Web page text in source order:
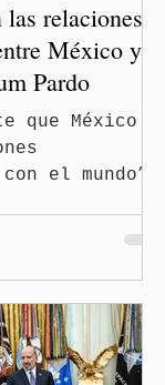
las relaciones
México y
Pardo
que México
el mundo”,
anunció el
de las
de